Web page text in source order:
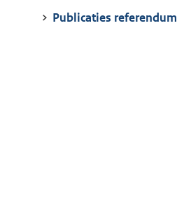
Publicaties referendum